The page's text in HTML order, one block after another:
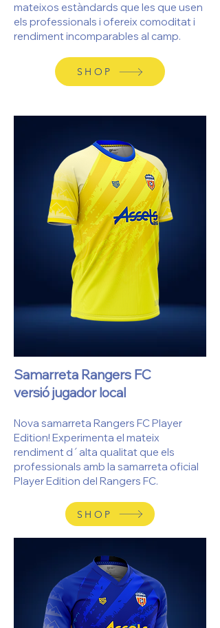
mateixos estàndards que les que usen
els professionals i ofereix comoditat i
rendiment incomparables al camp.
SHOP
Samarreta Rangers FC
versió jugador local
Nova samarreta Rangers FC Player
Edition! Experimenta el mateix
rendiment d´alta qualitat que els
professionals amb la samarreta oficial
Player Edition del Rangers FC.
SHOP